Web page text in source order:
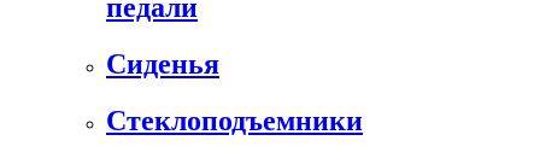
педали
Сиденья
Стеклоподъемники